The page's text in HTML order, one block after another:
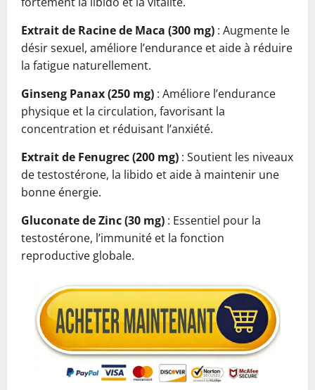
Extrait de Racine de Maca (300 mg) : Augmente le
désir sexuel, améliore l’endurance et aide à réduire
la fatigue naturellement.
Ginseng Panax (250 mg) : Améliore l’endurance
physique et la circulation, favorisant la
concentration et réduisant l’anxiété.
Extrait de Fenugrec (200 mg) : Soutient les niveaux
de testostérone, la libido et aide à maintenir une
bonne énergie.
Gluconate de Zinc (30 mg) : Essentiel pour la
testostérone, l’immunité et la fonction
reproductive globale.